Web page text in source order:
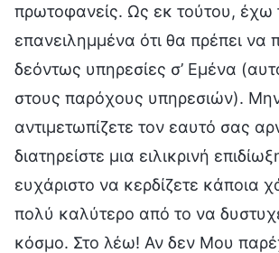
πρωτοφανείς. Ως εκ τούτου, έχω
επανειλημμένα ότι θα πρέπει να
δεόντως υπηρεσίες σ’ Εμένα
στους παρόχους υπηρεσιών).
αντιμετωπίζετε τον εαυτό σας
διατηρείστε μια ειλικρινή
ευχάριστο να κερδίζετε κάποια
πολύ καλύτερο από το να
κόσμο. Στο λέω! Αν δεν Μου